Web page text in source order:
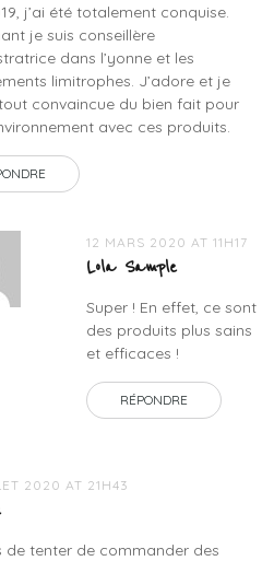
j’ai été totalement conquise.
je suis conseillère
dans l’yonne et les
limitrophes. J’adore et je
convaincue du bien fait pour
avec ces produits.
12 MARS 2020 AT 11H17
Lola Sample
Super ! En effet, ce sont
des produits plus sains
et efficaces !
RÉPONDRE
2020 AT 21H43
de tenter de commander des